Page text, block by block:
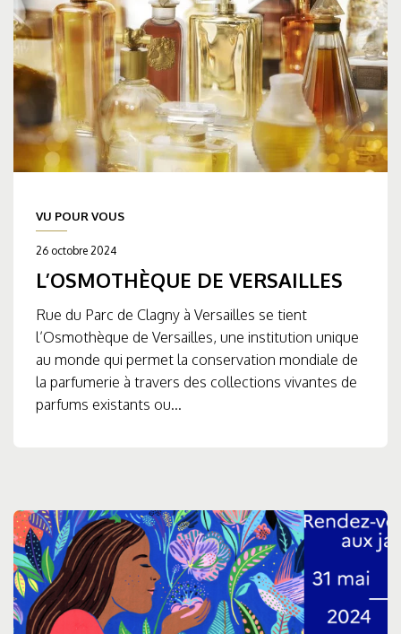
VU POUR VOUS
26 octobre 2024
L’OSMOTHÈQUE DE VERSAILLES
Rue du Parc de Clagny à Versailles se tient
l’Osmothèque de Versailles, une institution unique
au monde qui permet la conservation mondiale de
la parfumerie à travers des collections vivantes de
parfums existants ou...